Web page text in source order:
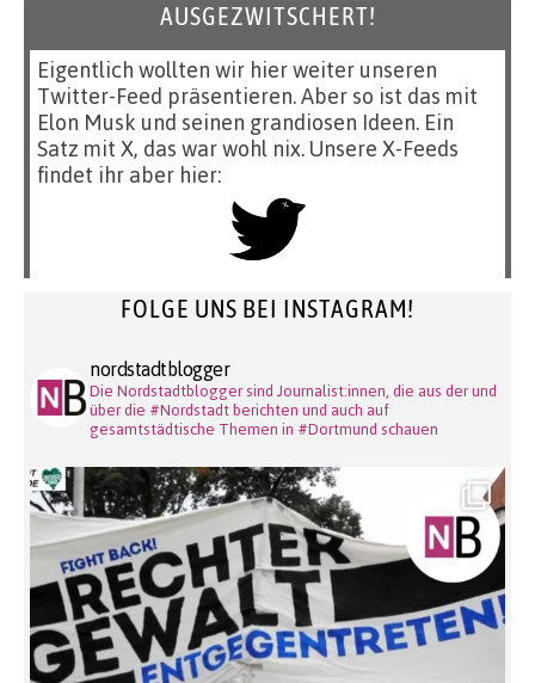
AUSGEZWITSCHERT!
Eigentlich wollten wir hier weiter unseren
Twitter-Feed präsentieren. Aber so ist das mit
Elon Musk und seinen grandiosen Ideen. Ein
Satz mit X, das war wohl nix. Unsere X-Feeds
findet ihr aber hier:
FOLGE UNS BEI INSTAGRAM!
nordstadtblogger
Die Nordstadtblogger sind Journalist:innen, die aus der und
über die #Nordstadt berichten und auch auf
gesamtstädtische Themen in #Dortmund schauen